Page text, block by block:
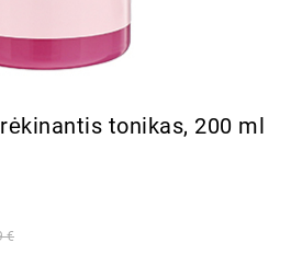
tonikas, 200 ml
€